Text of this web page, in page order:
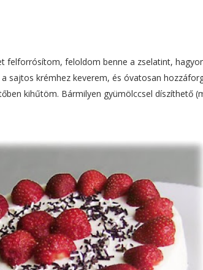
felforrósítom, feloldom benne a zselatint,
sajtos krémhez keverem, és óvatosan
kihűtöm. Bármilyen gyümölccsel díszíthető